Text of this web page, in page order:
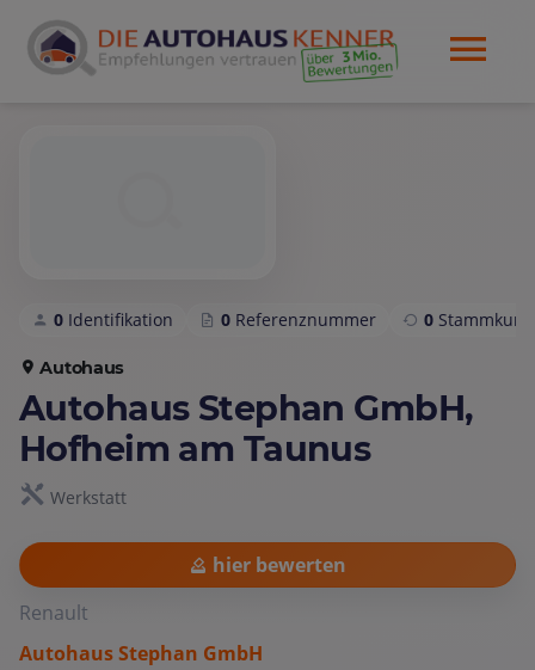
0 Identifikation 0 Referenznummer 0
Autohaus
Autohaus Stephan GmbH,
Hofheim am Taunus
Werkstatt
hier bewerten
Renault
Autohaus Stephan GmbH